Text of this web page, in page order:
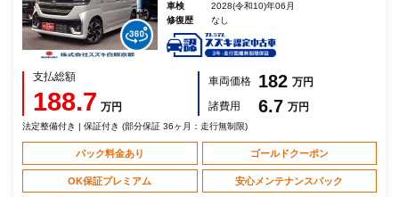
車検
2028(令和10)年06月
修復歴
なし
支払総額
188.7 万円
車両価格 182 万円
諸費用
6.7 万円
法定整備付き | 保証付き (部分保証 36ヶ月：走行無制限)
パック料金あり ゴールドクーポン
OK保証プレミアム 安心メンテナンスパック